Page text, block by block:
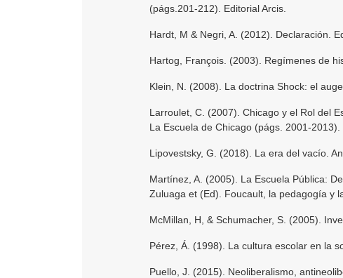
(págs.201-212). Editorial Arcis.
Hardt, M & Negri, A. (2012). Declaración.
Hartog, François. (2003). Regímenes de
Klein, N. (2008). La doctrina Shock: el
Larroulet, C. (2007). Chicago y el Rol del
La Escuela de Chicago (págs. 2001-
Lipovestsky, G. (2018). La era del vacío.
Martínez, A. (2005). La Escuela Pública:
Zuluaga et (Ed). Foucault, la pedagogía y
McMillan, H, & Schumacher, S. (2005).
Pérez, Á. (1998). La cultura escolar en la
Puello, J. (2015). Neoliberalismo,